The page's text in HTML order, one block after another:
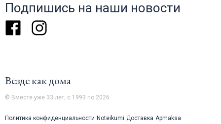
Подпишись на наши новости
FacebookInstagram
Везде как дома
© Вместе уже 33 лет, с 1993 по 2026
Политика конфиденциальности Noteikumi Доставка Apmaksa